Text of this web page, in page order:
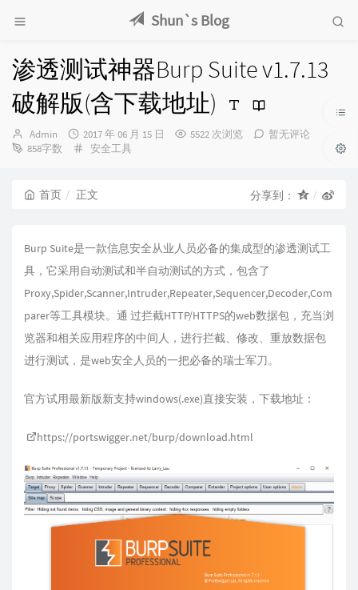
Shun`s Blog
渗透测试神器Burp Suite v1.7.13
破解版(含下载地址)
博
主：
Admin
发
布
2017 年 06 月 15 日 5522 次浏览
暂无评论
858字数
分
安全工具
首页 正文 分享到：
Burp Suite是一款信息安全从业人员必备的集成型的渗透测试工
具，它采用自动测试和半自动测试的方式，包含了
Proxy,Spider,Scanner,Intruder,Repeater,Sequencer,Decoder,Com
parer等工具模块。通 过拦截HTTP/HTTPS的web数据包，充当浏
览器和相关应用程序的中间人，进行拦截、修改、重放数据包
进行测试，是web安全人员的一把必备的瑞士军刀。
官方试用最新版新支持windows(.exe)直接安装，下载地址：
https://portswigger.net/burp/download.html